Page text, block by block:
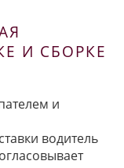
И СБОРКЕ
и
водитель